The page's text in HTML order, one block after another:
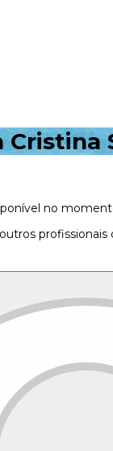
Cristina
no
profissionais